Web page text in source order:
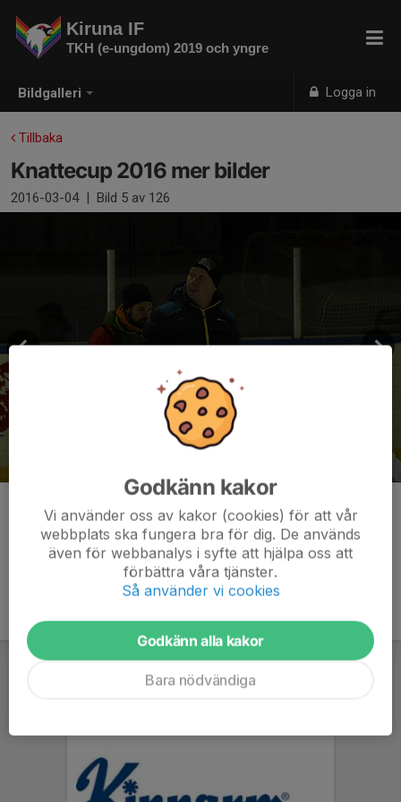
Bildgalleri Logga in
Kiruna IF
TKH (e-ungdom) 2019 och yngre
Tillbaka
Knattecup 2016 mer bilder
2016-03-04 | Bild 5 av 126
Kommentarer
Godkänn kakor
Vi använder oss av kakor (cookies) för att vår
webbplats ska fungera bra för dig. De används
även för webbanalys i syfte att hjälpa oss att
förbättra våra tjänster.
Så använder vi cookies
Godkänn alla kakor
Bara nödvändiga